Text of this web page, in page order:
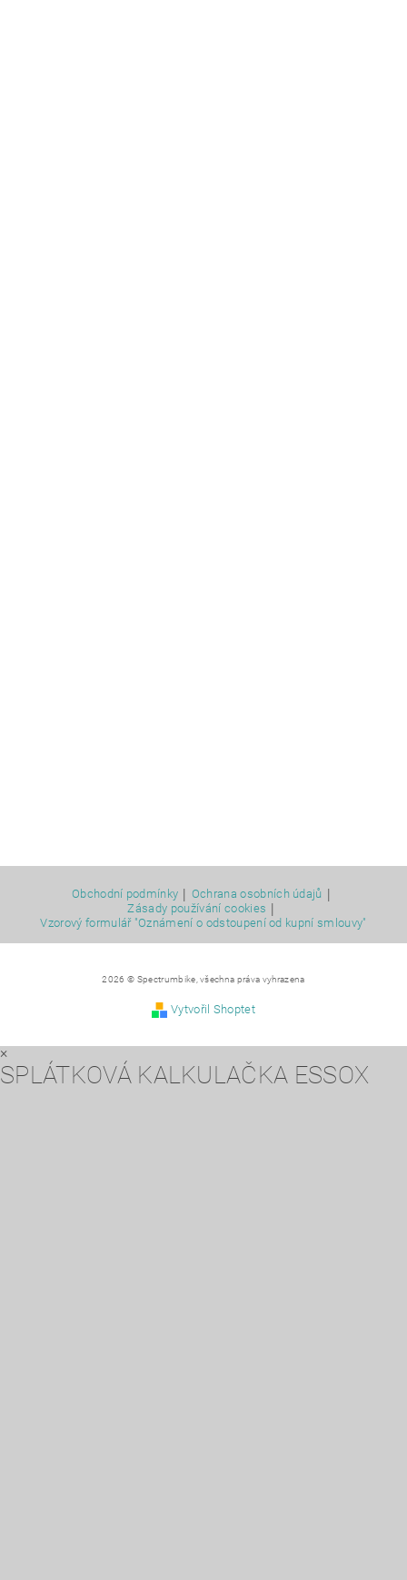
Obchodní podmínky Ochrana osobních údajů
Zásady používání cookies
Vzorový formulář "Oznámení o odstoupení od kupní smlouvy"
2026 © Spectrumbike, všechna práva vyhrazena
Vytvořil Shoptet
×
SPLÁTKOVÁ KALKULAČKA ESSOX